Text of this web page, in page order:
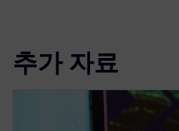
추가 자료